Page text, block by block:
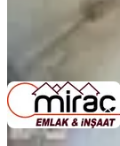
Miraç Emlak &
Ara